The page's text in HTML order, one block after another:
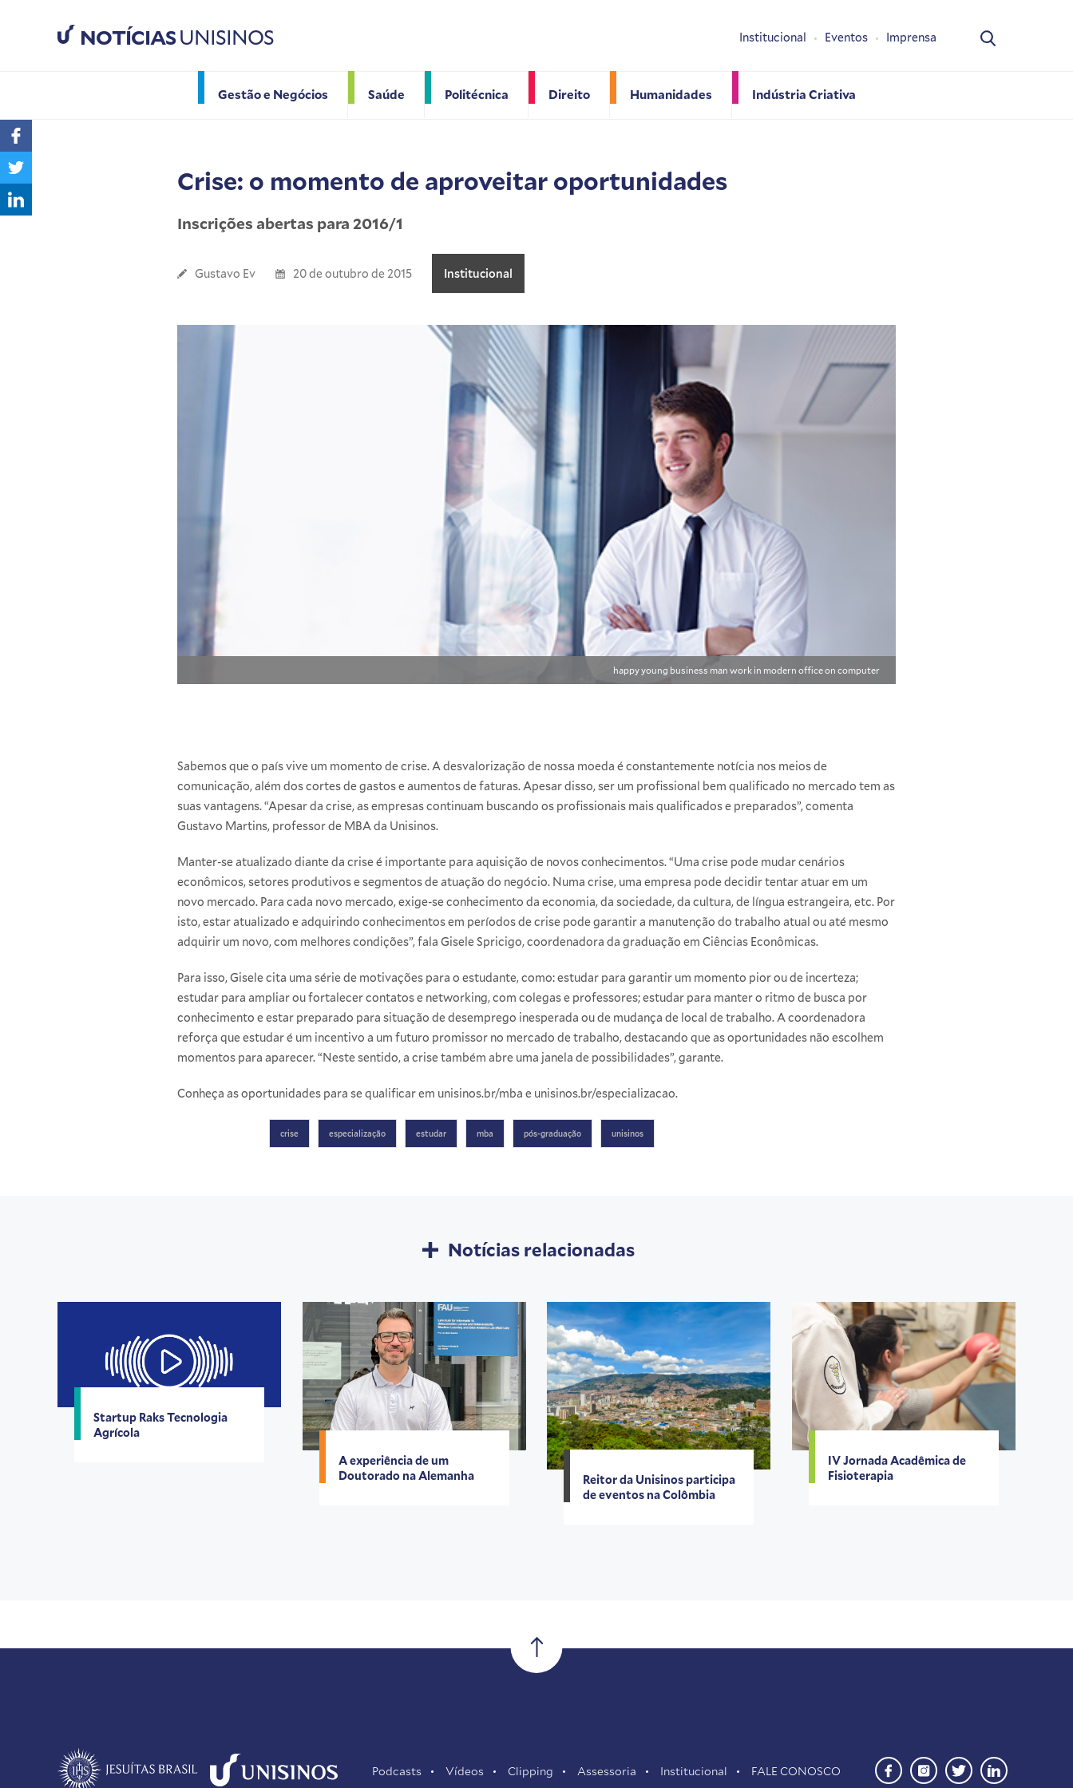
NOTÍCIASUNISINOS
Gestão e Negócios Saúde Politécnica Direito Humanidades Indústria Criativa
Institucional Eventos Imprensa
Crise: o momento de aproveitar oportunidades
Inscrições abertas para 2016/1
Gustavo Ev 20 de outubro de 2015 Institucional
happy young business man work in modern office on computer
Sabemos que o país vive um momento de crise. A desvalorização de nossa moeda é constantemente notícia nos meios de
comunicação, além dos cortes de gastos e aumentos de faturas. Apesar disso, ser um profissional bem qualificado no mercado tem as
suas vantagens. “Apesar da crise, as empresas continuam buscando os profissionais mais qualificados e preparados”, comenta
Gustavo Martins, professor de MBA da Unisinos.
Manter-se atualizado diante da crise é importante para aquisição de novos conhecimentos. “Uma crise pode mudar cenários
econômicos, setores produtivos e segmentos de atuação do negócio. Numa crise, uma empresa pode decidir tentar atuar em um
novo mercado. Para cada novo mercado, exige-se conhecimento da economia, da sociedade, da cultura, de língua estrangeira, etc. Por
isto, estar atualizado e adquirindo conhecimentos em períodos de crise pode garantir a manutenção do trabalho atual ou até mesmo
adquirir um novo, com melhores condições”, fala Gisele Spricigo, coordenadora da graduação em Ciências Econômicas.
Para isso, Gisele cita uma série de motivações para o estudante, como: estudar para garantir um momento pior ou de incerteza;
estudar para ampliar ou fortalecer contatos e networking, com colegas e professores; estudar para manter o ritmo de busca por
conhecimento e estar preparado para situação de desemprego inesperada ou de mudança de local de trabalho. A coordenadora
reforça que estudar é um incentivo a um futuro promissor no mercado de trabalho, destacando que as oportunidades não escolhem
momentos para aparecer. “Neste sentido, a crise também abre uma janela de possibilidades”, garante.
Conheça as oportunidades para se qualificar em unisinos.br/mba e unisinos.br/especializacao.
crise especialização estudar mba pós-graduação unisinos
Notícias relacionadas
Startup Raks Tecnologia
Agrícola
A experiência de um
Doutorado na Alemanha
Reitor da Unisinos participa
de eventos na Colômbia
IV Jornada Acadêmica de
Fisioterapia
Podcasts Vídeos Clipping Assessoria Institucional FALE CONOSCO